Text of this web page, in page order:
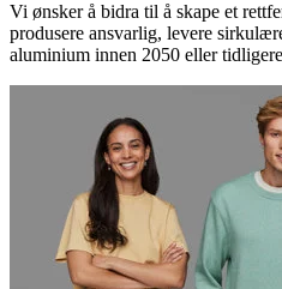
Vi ønsker å bidra til å skape et
produsere ansvarlig, levere
aluminium innen 2050 eller